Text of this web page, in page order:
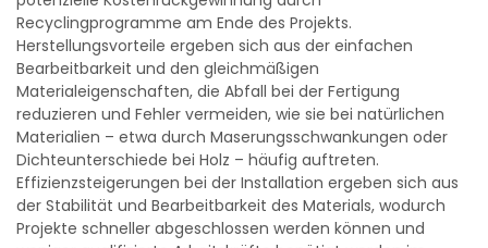
Recyclingprogramme am Ende des Projekts.
Herstellungsvorteile ergeben sich aus der einfachen
Bearbeitbarkeit und den gleichmäßigen
Materialeigenschaften, die Abfall bei der Fertigung
reduzieren und Fehler vermeiden, wie sie bei natürlichen
Materialien – etwa durch Maserungsschwankungen oder
Dichteunterschiede bei Holz – häufig auftreten.
Effizienzsteigerungen bei der Installation ergeben sich aus
der Stabilität und Bearbeitbarkeit des Materials, wodurch
Projekte schneller abgeschlossen werden können und